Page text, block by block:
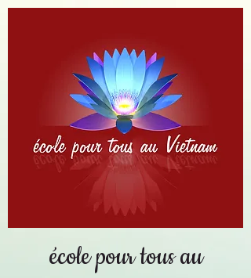
école pour tous au